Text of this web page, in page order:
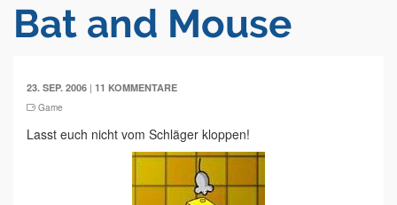
Bat and Mouse
23. SEP. 2006 | 11 KOMMENTARE
Game
Lasst euch nicht vom Schläger kloppen!